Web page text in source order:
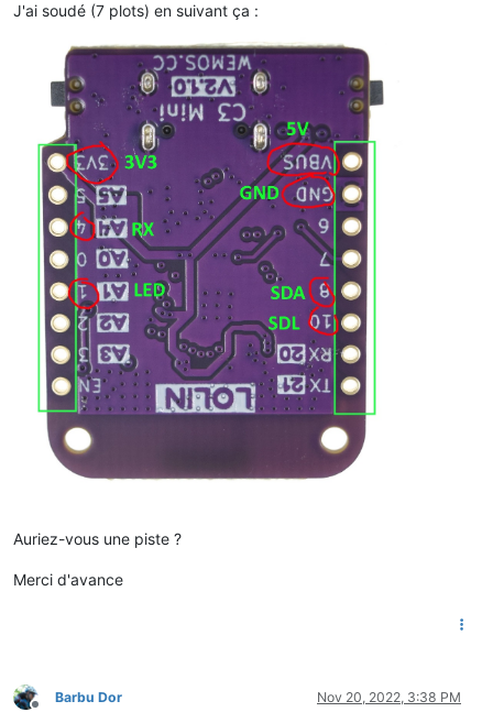
J'ai soudé (7 plots) en suivant ça :
Auriez-vous une piste ?
Merci d'avance
Offline
Barbu Dor Nov 20, 2022, 3:38 PM